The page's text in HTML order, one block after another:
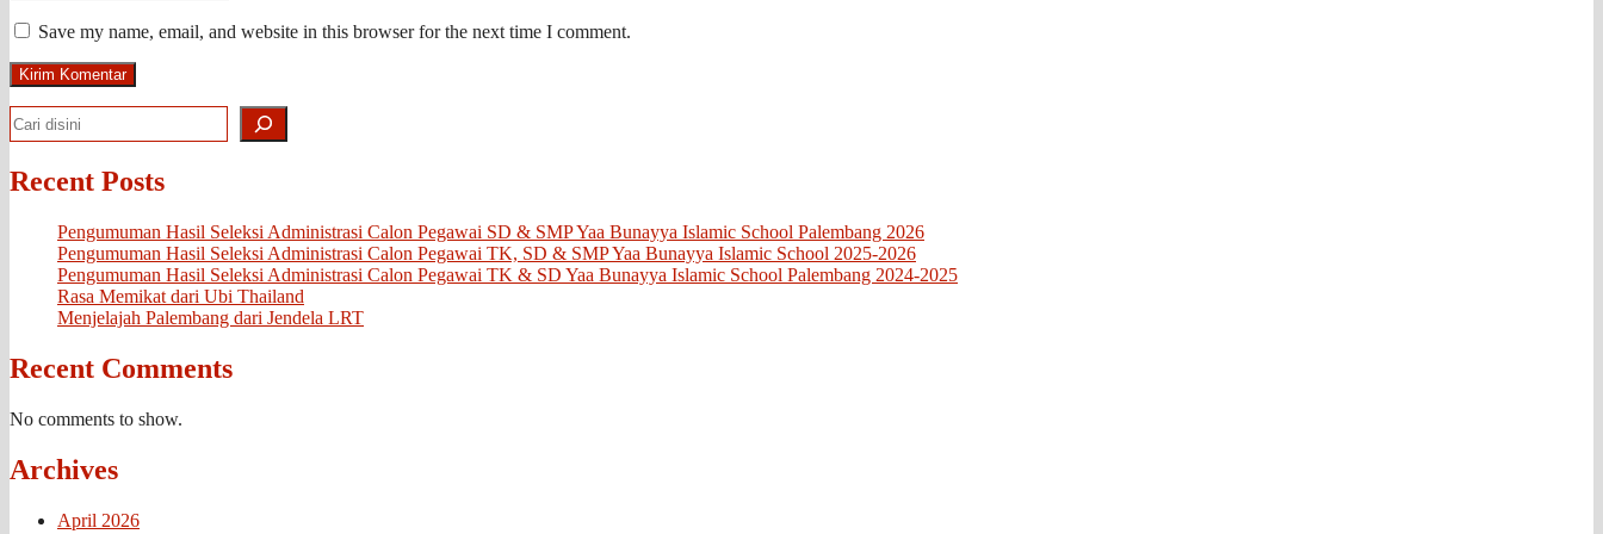
Save my name, email, and website in this browser for the next time I comment.
Search
Recent Posts
Pengumuman Hasil Seleksi Administrasi Calon Pegawai SD & SMP Yaa Bunayya Islamic School Palembang 2026
Pengumuman Hasil Seleksi Administrasi Calon Pegawai TK, SD & SMP Yaa Bunayya Islamic School 2025-2026
Pengumuman Hasil Seleksi Administrasi Calon Pegawai TK & SD Yaa Bunayya Islamic School Palembang 2024-2025
Rasa Memikat dari Ubi Thailand
Menjelajah Palembang dari Jendela LRT
Recent Comments
No comments to show.
Archives
April 2026